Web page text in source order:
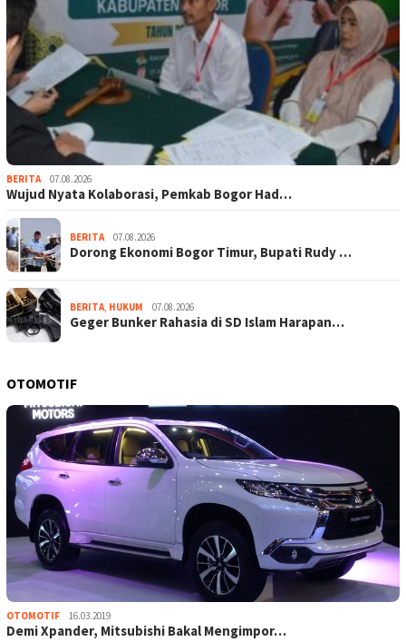
BERITA 07.08.2026
Wujud Nyata Kolaborasi, Pemkab Bogor Had…
BERITA 07.08.2026
Dorong Ekonomi Bogor Timur, Bupati Rudy …
BERITA, HUKUM 07.08.2026
Geger Bunker Rahasia di SD Islam Harapan…
OTOMOTIF
OTOMOTIF 16.03.2019
Demi Xpander, Mitsubishi Bakal Mengimpor…